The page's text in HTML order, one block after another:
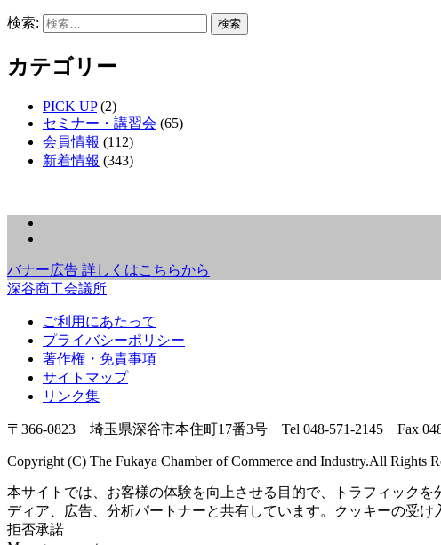
検索:
カテゴリー
PICK UP(2)
セミナー・講習会 (65)
会員情報 (112)
新着情報 (343)
バナー広告 詳しくはこちらから
深谷商工会議所
ご利用にあたって
プライバシーポリシー
著作権・免責事項
サイトマップ
リンク集
〒366-0823 埼玉県深谷市本住町17番3号 Tel 048-571-2145 Fax
Copyright (C) The Fukaya Chamber of Commerce and Industry.All Rights
本サイトでは、お客様の体験を向上させる目的で、トラフィック
ディア、広告、分析パートナーと共有しています。クッキーの受
拒否承諾